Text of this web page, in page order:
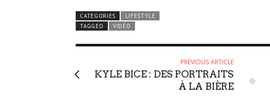
CATEGORIES
LIFESTYLE
TAGGED
VIDÉO
PREVIOUS ARTICLE
KYLE BICE : DES PORTRAITS
À LA BIÈRE